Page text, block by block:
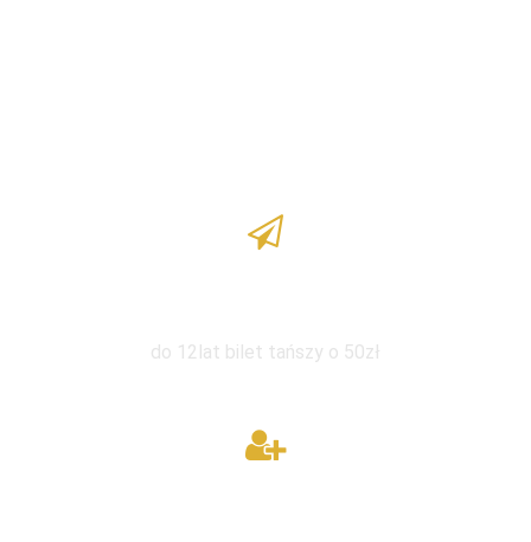
do 12lat bilet tańszy o 50zł